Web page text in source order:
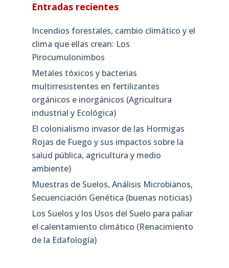
Entradas recientes
Incendios forestales, cambio climático y el
clima que ellas crean: Los
Pirocumulonimbos
Metales tóxicos y bacterias
multirresistentes en fertilizantes
orgánicos e inorgánicos (Agricultura
industrial y Ecológica)
El colonialismo invasor de las Hormigas
Rojas de Fuego y sus impactos sobre la
salud pública, agricultura y medio
ambiente)
Muestras de Suelos, Análisis Microbianos,
Secuenciación Genética (buenas noticias)
Los Suelos y los Usos del Suelo para paliar
el calentamiento climático (Renacimiento
de la Edafología)